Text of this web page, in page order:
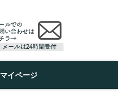
マイページ